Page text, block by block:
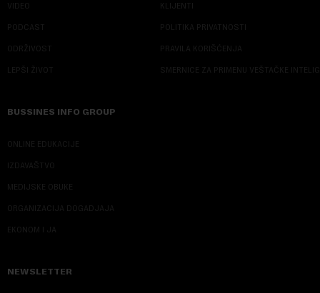
VIDEO
PODCAST
ODRŽIVOST
LEPŠI ŽIVOT
KLIJENTI
POLITIKA PRIVATNOSTI
PRAVILA KORIŠĆENJA
SMERNICE ZA PRIMENU VEŠTAČKE
BUSSINES INFO GROUP
ONLINE EDUKACIJE
IZDAVAŠTVO
MEDIJSKE OBUKE
ORGANIZACIJA DOGADJAJA
EKONOM I JA
NEWSLETTER